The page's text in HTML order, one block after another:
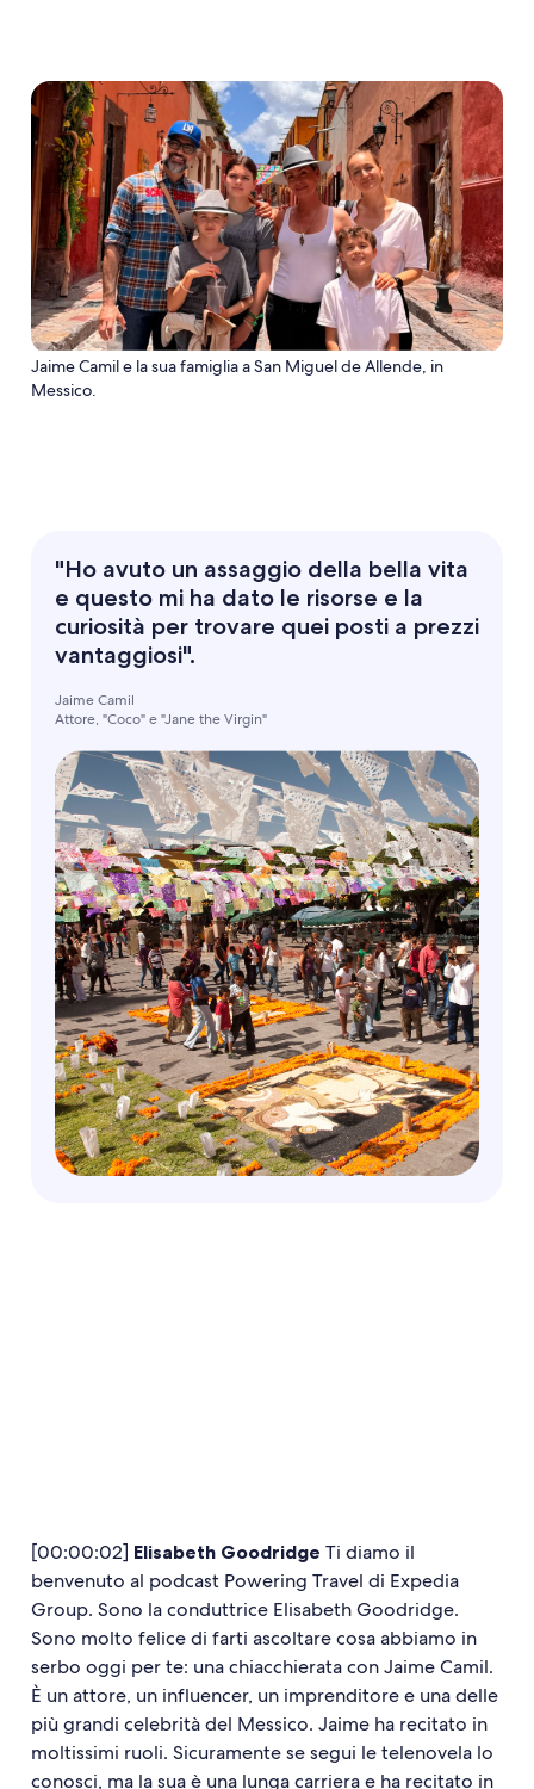
Jaime Camil e la sua famiglia a San Miguel de Allende, in
Messico.
"Ho avuto un assaggio della bella vita
e questo mi ha dato le risorse e la
curiosità per trovare quei posti a prezzi
vantaggiosi".
Jaime Camil
Attore, "Coco" e "Jane the Virgin"
[00:00:02] Elisabeth Goodridge Ti diamo il
benvenuto al podcast Powering Travel di Expedia
Group. Sono la conduttrice Elisabeth Goodridge.
Sono molto felice di farti ascoltare cosa abbiamo in
serbo oggi per te: una chiacchierata con Jaime Camil.
È un attore, un influencer, un imprenditore e una delle
più grandi celebrità del Messico. Jaime ha recitato in
moltissimi ruoli. Sicuramente se segui le telenovela lo
conosci, ma la sua è una lunga carriera e ha recitato in